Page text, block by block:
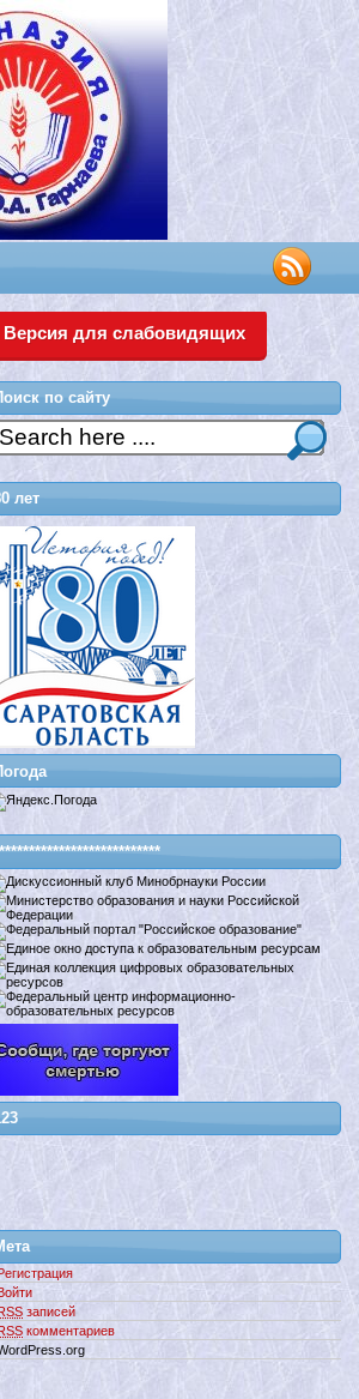
Версия для слабовидящих
по сайту
лет
записей
комментариев